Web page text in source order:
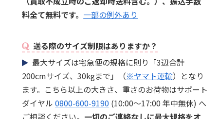
料全て無料です。 一部の例外あり
送る際のサイズ制限はありますか？
最大サイズは宅急便の規格に則り「3辺合計
200cmサイズ、30kgまで」（※ヤマト運輸）となり
ます。こちら以上の大きさ、重さのお荷物はサポート
ダイヤル0800-600-9190 (10:00～17:00 年中無休) へ
ご相談ください。 一切のご連絡なしに最大規格をオ